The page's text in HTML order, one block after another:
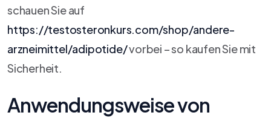
schauen Sie auf
https://testosteronkurs.com/shop/andere-
arzneimittel/adipotide/vorbei – so kaufen Sie mit
Sicherheit.
Anwendungsweise von